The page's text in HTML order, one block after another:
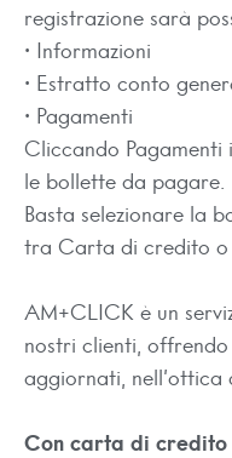
registrazione sarà
• Informazioni
• Estratto conto
• Pagamenti
Cliccando Pagamenti
le bollette da pagare.
Basta selezionare la
tra Carta di credito o
AM+CLICK è un
nostri clienti,
aggiornati, nell’ottica
Con carta di credito